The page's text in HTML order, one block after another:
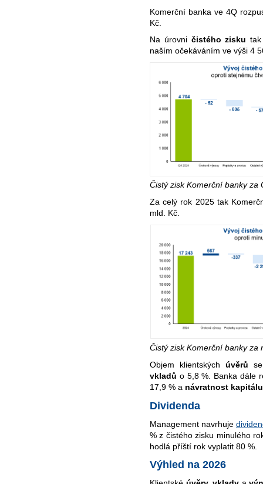
Komerční banka ve 4Q
Kč.
Na úrovni čistého zisku
naším očekáváním ve výši 4
Čistý zisk Komerční banky za
Za celý rok 2025 tak
mld. Kč.
Čistý zisk Komerční banky za
Objem klientskýchúvěrů
vkladů o 5,8 %. Banka dále
17,9 % a návratnost kapitálu
Dividenda
Management navrhuje
% z čistého zisku minulého
hodlá příští rok vyplatit 80 %.
Výhled na 2026